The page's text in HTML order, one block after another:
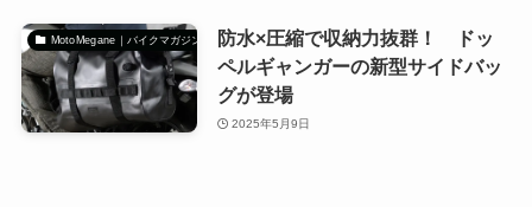
MotoMegane｜バイクマガジン
防水×圧縮で収納力抜群！ ドッ
ペルギャンガーの新型サイドバッ
グが登場
2025年5月9日